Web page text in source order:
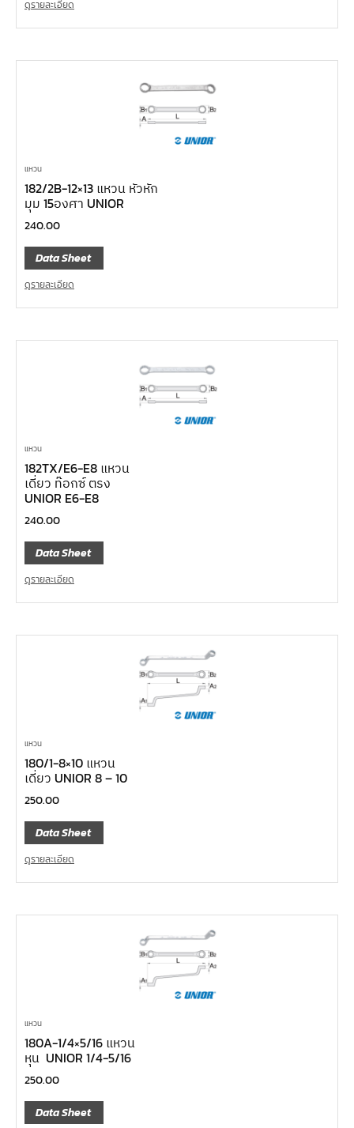
ดูรายละเอียด
แหวน
182/2B-12×13 แหวน หัวหัก
มุม 15องศา UNIOR
240.00
Data Sheet
ดูรายละเอียด
แหวน
182TX/E6-E8 แหวน
เดี่ยว ท๊อกซ์ ตรง
UNIOR E6-E8
240.00
Data Sheet
ดูรายละเอียด
แหวน
180/1-8×10 แหวน
เดี่ยว UNIOR 8 – 10
250.00
Data Sheet
ดูรายละเอียด
แหวน
180A-1/4×5/16 แหวน
หุน UNIOR 1/4-5/16
250.00
Data Sheet